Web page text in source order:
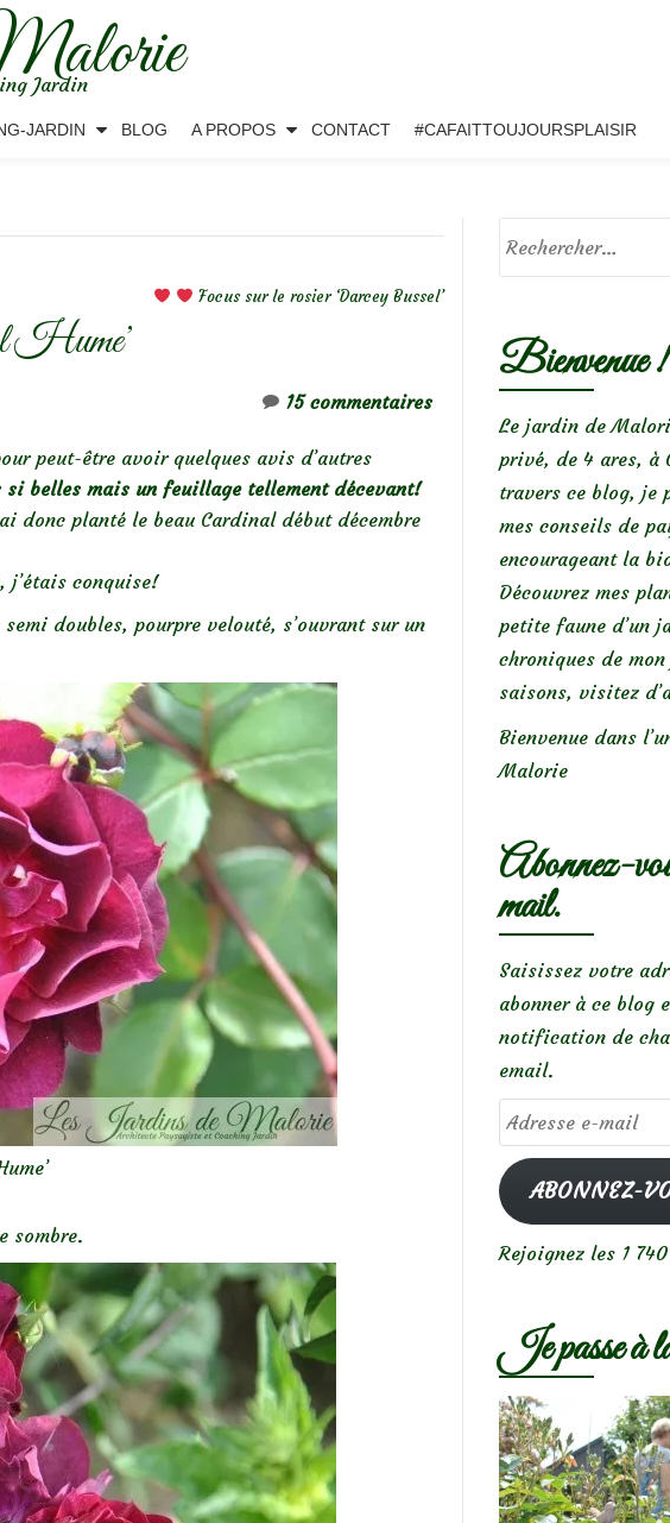
Jardin
JARDIN BLOG A PROPOS CONTACT #CAFAITTOUJOURSPLAISIR
Focus sur le rosier ‘Darcey Bussel’
Hume’
15 commentaires
peut-être avoir quelques avis d’autres
si belles mais un feuillage tellement décevant!
donc planté le beau Cardinal début décembre
j’étais conquise!
doubles, pourpre velouté, s’ouvrant sur un
sombre.
Bienvenue !
Le jardin de
privé, de 4 ares, à
travers ce blog, je
mes conseils de
encourageant la
Découvrez mes
petite faune d’un
chroniques de
saisons, visitez
Bienvenue dans
Malorie
Abonnez-
mail.
Saisissez votre
abonner à ce blog
notification de
email.
Adresse
e-
mailABONNEZ-
Rejoignez les 1
Je passe à